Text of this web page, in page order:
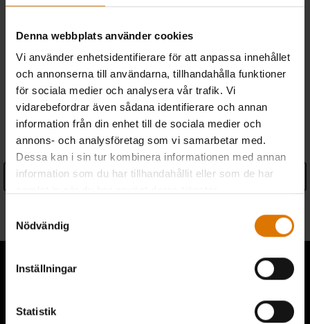
Denna webbplats använder cookies
Vi använder enhetsidentifierare för att anpassa innehållet
och annonserna till användarna, tillhandahålla funktioner
för sociala medier och analysera vår trafik. Vi
vidarebefordrar även sådana identifierare och annan
information från din enhet till de sociala medier och
annons- och analysföretag som vi samarbetar med.
Dessa kan i sin tur kombinera informationen med annan
information som du har tillhandahållit eller som de har
Nödvändig
Inställningar
Statistik
Hitta en återförsäljare
SPECIFIKATIONER
See Details